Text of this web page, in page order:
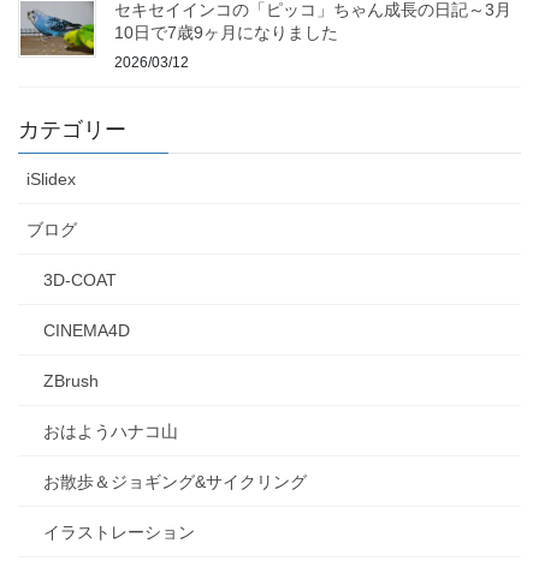
セキセイインコの「ピッコ」ちゃん成長の日記～3月
10日で7歳9ヶ月になりました
2026/03/12
カテゴリー
iSlidex
ブログ
3D-COAT
CINEMA4D
ZBrush
おはようハナコ山
お散歩＆ジョギング&サイクリング
イラストレーション